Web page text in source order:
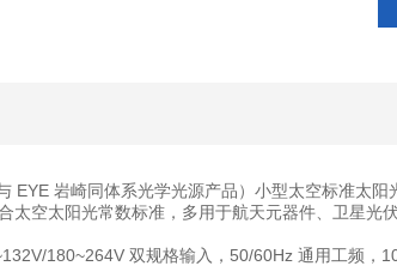
EYE 岩崎同体系光学光源产品）小型太空标准太
太空太阳光常数标准，多用于航天元器件、卫星光
180~264V 双规格输入，50/60Hz 通用工频